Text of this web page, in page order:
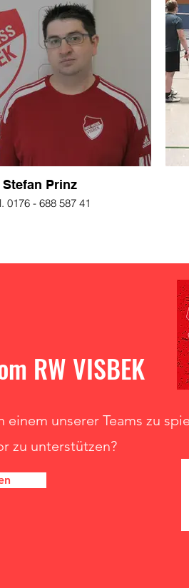
Stefan Prinz
0176 - 688 587 41
RW VISBEK
einem unserer Teams zu
zu unterstützen?